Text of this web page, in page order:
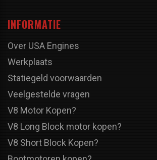
INFORMATIE
Over USA Engines
Werkplaats
Statiegeld voorwaarden
Veelgestelde vragen
V8 Motor Kopen?
V8 Long Block motor kopen?
V8 Short Block Kopen?